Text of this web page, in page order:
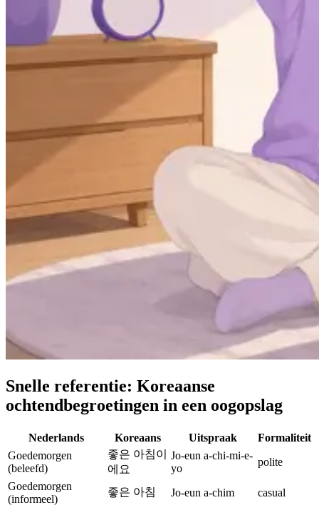
Snelle referentie: Koreaanse
ochtendbegroetingen in een oogopslag
Nederlands Koreaans Uitspraak
Formaliteit
Goedemorgen
(beleefd)
좋은 아침이
에요
Jo-eun a-chi-mi-e-
yo
polite
Goedemorgen
(informeel)
좋은 아침 Jo-eun a-chim
casual